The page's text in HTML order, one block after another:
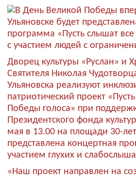
Дворец культуры «Руслан» и
Святителя Николая
Ульяновска реализуют
патриотический проект
Победы голоса» при
Президентского фонда
мая в 13.00 на площади 30-
представлена концертная
участием глухих и
«Наш проект направлен на